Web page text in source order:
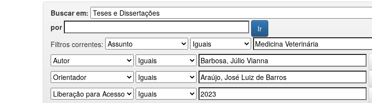
Buscar em:
por
Filtros correntes: